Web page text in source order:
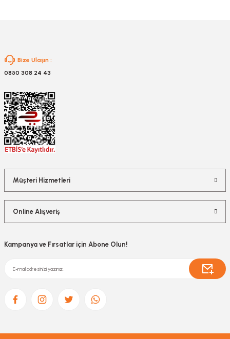
Bize Ulaşın :
0850 308 24 43
Müşteri Hizmetleri
Online Alışveriş
Kampanya ve Fırsatlar için Abone Olun!